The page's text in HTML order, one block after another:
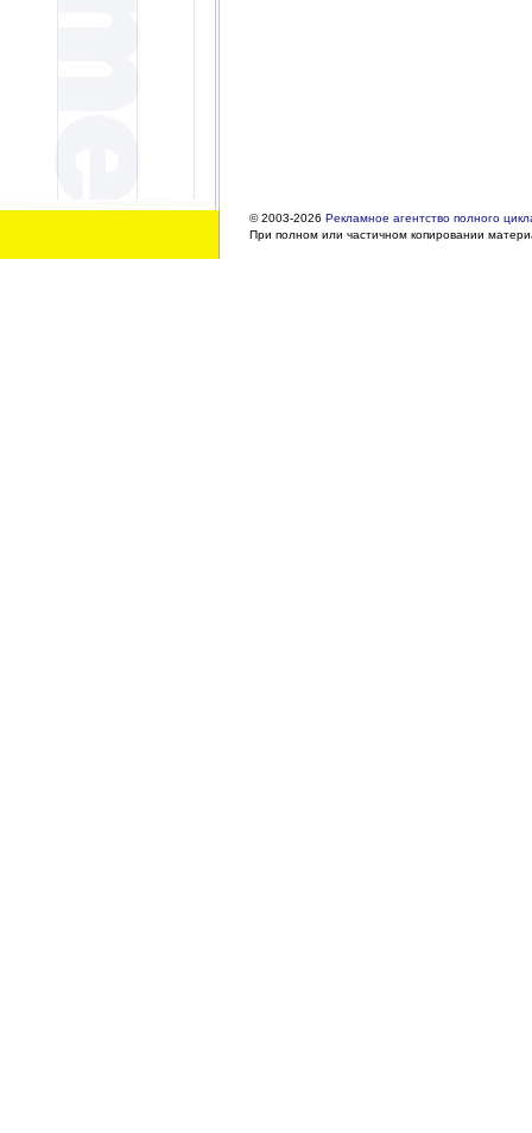
© 2003-2026 Рекламное агентство полного
При полном или частичном копировании